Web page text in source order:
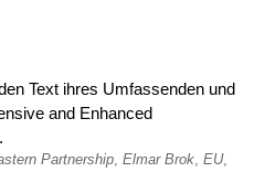
Text ihres Umfassenden und
and Enhanced
Partnership, Elmar Brok, EU,